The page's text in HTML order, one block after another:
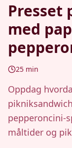
Presset
med
25 min
Oppdag
pepperoncini-
måltider og